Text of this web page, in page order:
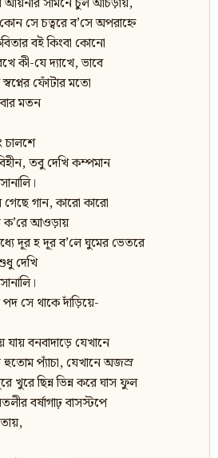
সে চত্বরে ব’সে অপরাহ্নে
বই কিংবা কোনো
কী-যে দ্যাখে, ভাবে
ফোঁটার মতো
মতন
চালশে
তবু দেখি কম্পমান
গেছে গান, কারো কারো
ক’রে আওড়ায়
দূর হ দূর ব’লে ঘুমের ভেতরে
দেখি
সে থাকে দাঁড়িয়ে-
বনবাদাড়ে যেখানে
হুতোম প্যাঁচা, যেখানে অজস্র
খুরে ছিন্ন ভিন্ন করে ঘাস ফুল
বর্ষাগাঢ় বাসস্টপে